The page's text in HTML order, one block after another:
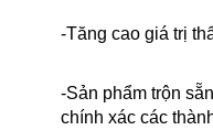
-Tăng cao giá trị
-Sản phẩm trộn
chính xác các